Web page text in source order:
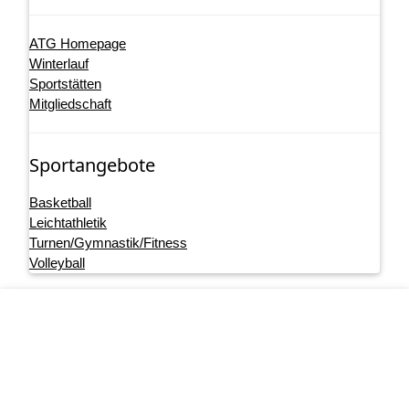
ATG Homepage
Winterlauf
Sportstätten
Mitgliedschaft
Sportangebote
Basketball
Leichtathletik
Turnen/Gymnastik/Fitness
Volleyball